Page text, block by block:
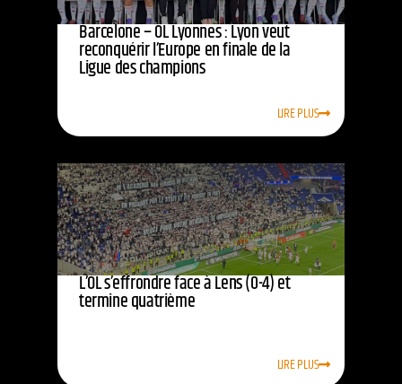
Barcelone – OL Lyonnes : Lyon veut
reconquérir l’Europe en finale de la
Ligue des champions
LIRE PLUS
L’OL s’effrondre face à Lens (0-4) et
termine quatrième
LIRE PLUS